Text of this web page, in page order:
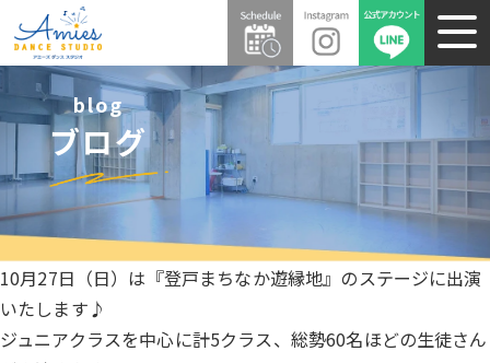
blog
ブログ
10月27日（日）は『登戸まちなか遊縁地』のステージに出演
いたします♪
ジュニアクラスを中心に計5クラス、総勢60名ほどの生徒さん